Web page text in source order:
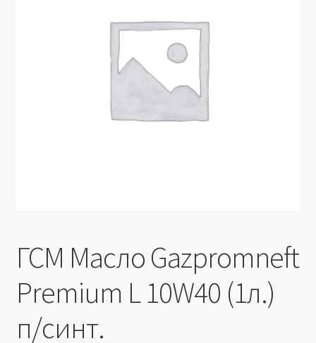
Юридические данные
ГСМ Масло Gazpromneft
Premium L 10W40 (1л.)
п/синт.